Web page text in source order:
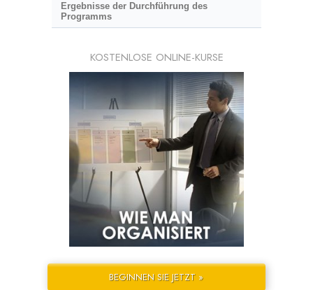
Ergebnisse der Durchführung des
Programms
KOSTENLOSE ONLINE-KURSE
BEGINNEN SIE JETZT »